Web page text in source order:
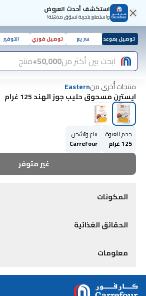
استكشف أحدث العروض
واستمتع بتجربة تسوّق مذهلة!
توصيل بموعد سريع توصيل فوري التوفير
ابحث بين أكثر من50,000+ منتج
منتجات أُخرى منEastern
ايسترن مسحوق حليب جوز الهند 125 غرام
حجم العبوة
125 غرام
يباع ويُشحن
Carrefour
غير متوفر
المكونات
الحقائق الغذائية
معلومات